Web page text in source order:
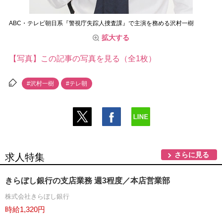
ABC・テレビ朝日系『警視庁失踪人捜査課』で主演を務める沢村一樹
拡大する
【写真】この記事の写真を見る（全1枚）
#沢村一樹 #テレ朝
求人特集 さらに見る
きらぼし銀行の支店業務 週3程度／本店営業部
株式会社きらぼし銀行
時給1,320円